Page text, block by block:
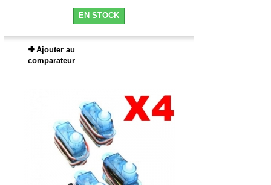
EN STOCK
Ajouter au
comparateur